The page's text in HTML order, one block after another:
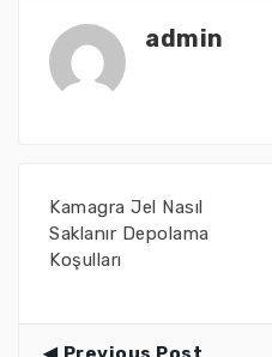
admin
Kamagra Jel Nasıl
Saklanır Depolama
Koşulları